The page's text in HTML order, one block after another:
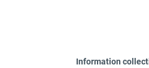
Information